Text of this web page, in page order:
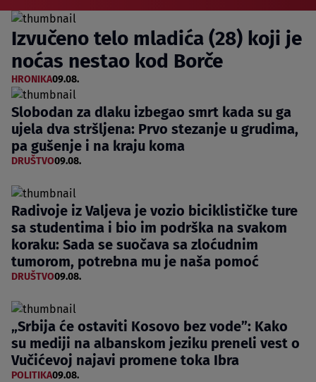
Izvučeno telo mladića (28) koji je
noćas nestao kod Borče
HRONIKA09.08.
Slobodan za dlaku izbegao smrt kada su ga
ujela dva stršljena: Prvo stezanje u grudima,
pa gušenje i na kraju koma
DRUŠTVO09.08.
Radivoje iz Valjeva je vozio biciklističke ture
sa studentima i bio im podrška na svakom
koraku: Sada se suočava sa zloćudnim
tumorom, potrebna mu je naša pomoć
DRUŠTVO09.08.
„Srbija će ostaviti Kosovo bez vode”: Kako
su mediji na albanskom jeziku preneli vest o
Vučićevoj najavi promene toka Ibra
POLITIKA09.08.